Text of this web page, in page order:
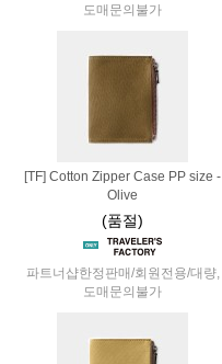
도매문의불가
[TF] Cotton Zipper Case PP size -
Olive
(품절)
파트너샵한정판매/회원전용/대량,
도매문의불가